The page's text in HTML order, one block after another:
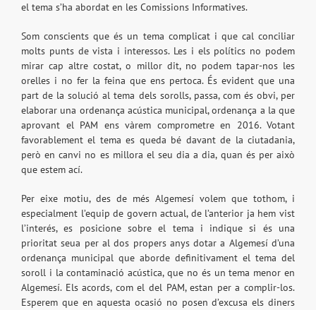
el tema s’ha abordat en les Comissions Informatives.
Som conscients que és un tema complicat i que cal conciliar
molts punts de vista i interessos. Les i els polítics no podem
mirar cap altre costat, o millor dit, no podem tapar-nos les
orelles i no fer la feina que ens pertoca. És evident que una
part de la solució al tema dels sorolls, passa, com és obvi, per
elaborar una ordenança acústica municipal, ordenança a la que
aprovant el PAM ens vàrem comprometre en 2016. Votant
favorablement el tema es queda bé davant de la ciutadania,
però en canvi no es millora el seu dia a dia, quan és per això
que estem ací.
Per eixe motiu, des de més Algemesí volem que tothom, i
especialment l’equip de govern actual, de l’anterior ja hem vist
l’interés, es posicione sobre el tema i indique si és una
prioritat seua per al dos propers anys dotar a Algemesí d’una
ordenança municipal que aborde definitivament el tema del
soroll i la contaminació acústica, que no és un tema menor en
Algemesí. Els acords, com el del PAM, estan per a complir-los.
Esperem que en aquesta ocasió no posen d’excusa els diners